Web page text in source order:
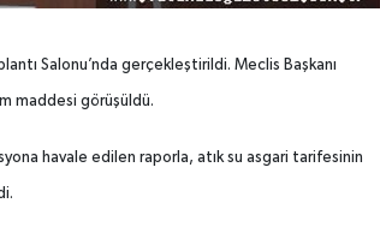
Salonu’nda gerçekleştirildi. Meclis Başkanı
maddesi görüşüldü.
havale edilen raporla, atık su asgari tarifesinin